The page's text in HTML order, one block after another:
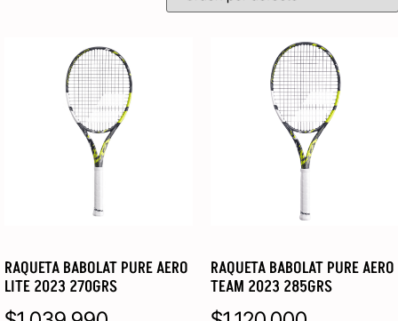
RAQUETA BABOLAT PURE AERO
LITE 2023 270GRS
RAQUETA BABOLAT PURE AERO
TEAM 2023 285GRS